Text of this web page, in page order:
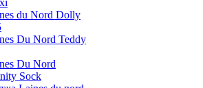
du Nord Dolly
Du Nord Teddy
Du Nord
Sock